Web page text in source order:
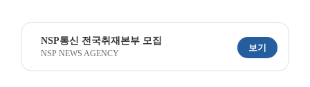
NSP통신 전국취재본부 모집
NSP NEWS AGENCY
보기